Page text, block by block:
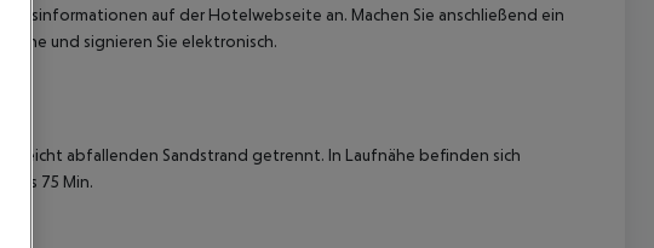
auf der Hotelwebseite an. Machen Sie anschließend ein
und signieren Sie elektronisch.
leicht abfallenden Sandstrand getrennt. In Laufnähe befinden sich
bis 75 Min.